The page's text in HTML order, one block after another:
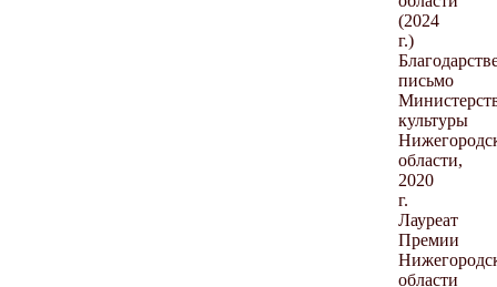
(2024
г.)
письмо
культуры
области,
2020
г.
Лауреат
Премии
области